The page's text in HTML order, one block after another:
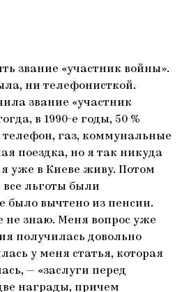
звание «участник войны».
ни телефонисткой.
звание «участник
в 1990-е годы, 50 %
телефон, газ, коммунальные
поездка, но я так никуда
я уже в Киеве живу. Потом
льготы были
было вычтено из пенсии.
не знаю. Меня вопрос уже
получилась довольно
у меня статья, которая
— «заслуги перед
награды, причем